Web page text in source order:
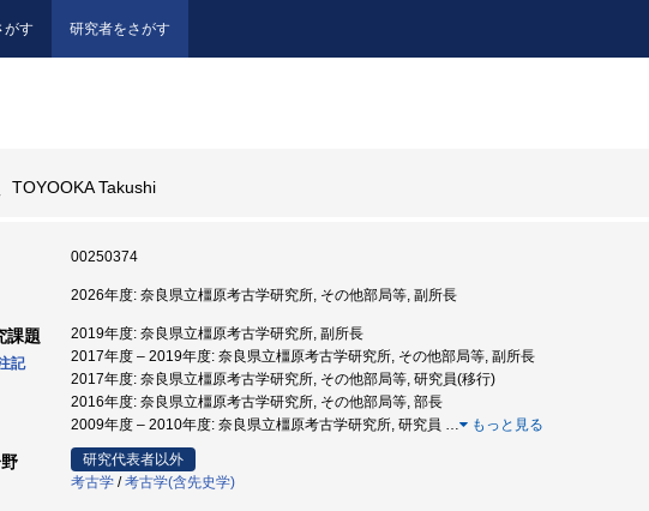
がす 研究者をさがす
TOYOOKA Takushi
00250374
2026年度: 奈良県立橿原考古学研究所, その他部局等, 副所長
課題
記
2019年度: 奈良県立橿原考古学研究所, 副所長
2017年度 – 2019年度: 奈良県立橿原考古学研究所, その他部局等, 副所長
2017年度: 奈良県立橿原考古学研究所, その他部局等, 研究員(移行)
2016年度: 奈良県立橿原考古学研究所, その他部局等, 部長
2009年度 – 2010年度: 奈良県立橿原考古学研究所, 研究員 … もっと見る
研究代表者以外
考古学 /考古学(含先史学)